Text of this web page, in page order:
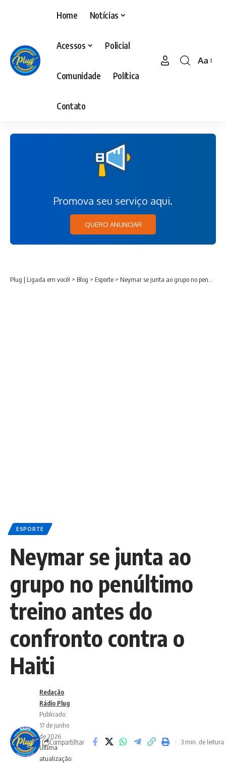
Home Notícias
Acessos Policial
Comunidade Política
Contato
Aa
Promova seu serviço aqui.
QUERO ANUNCIAR
Plug | Ligada em você! > Blog > Esporte > Neymar se junta ao grupo no penúltimo treino antes do confronto contra o Haiti
ESPORTE
Neymar se junta ao
grupo no penúltimo
treino antes do
confronto contra o
Haiti
Ultima
atualização:
Redação
Rádio Plug
Publicado:
17 de junho
de 2026
Compartilhar 3 min. de leitura